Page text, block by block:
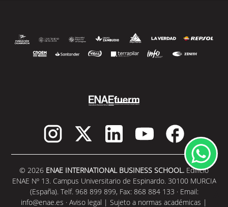
© 2026 ENAE INTERNATIONAL BUSINESS SCHOOL. Edificio
ENAE Nº 13. Campus Universitario de Espinardo. 30100 MURCIA
(España). Telf. 968 899 899, Fax: 868 884 133 · Email:
info@enae.es · Aviso legal | Sujeto a normas académicas |